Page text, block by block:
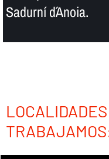
Sadurní d´Anoia.